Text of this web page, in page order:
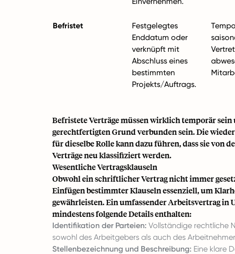
Befristet
Festgelegtes
Enddatum oder
verknüpft mit
Abschluss eines
bestimmten
Projekts/Auftrags.
Befristete Verträge müssen wirklich temporär
gerechtfertigten Grund verbunden sein. Die
für dieselbe Rolle kann dazu führen, dass sie von
Verträge neu klassifiziert werden.
Wesentliche Vertragsklauseln
Obwohl ein schriftlicher Vertrag nicht immer
Einfügen bestimmter Klauseln essenziell, um
gewährleisten. Ein umfassender Arbeitsvertrag in
mindestens folgende Details enthalten:
Identifikation der Parteien: Vollständige rechtliche
sowohl des Arbeitgebers als auch des
Stellenbezeichnung und Beschreibung: Eine klare